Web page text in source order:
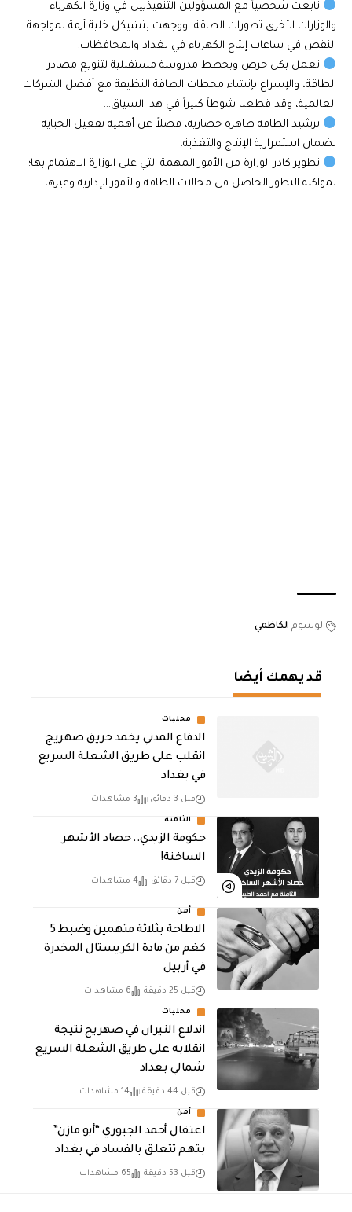
تابعت شخصياً مع المسؤولين التنفيذيين في وزارة الكهرباء
والوزارات الأخرى تطورات الطاقة، ووجهت بتشيكل خلية أزمة لمواجهة
النقص في ساعات إنتاج الكهرباء في بغداد والمحافظات.
نعمل بكل حرص وبخطط مدروسة مستقبلية لتنويع مصادر
الطاقة، والإسراع بإنشاء محطات الطاقة النظيفة مع أفضل الشركات
العالمية، وقد قطعنا شوطاً كبيراً في هذا السياق…
ترشيد الطاقة ظاهرة حضارية، فضلاً عن أهمية تفعيل الجباية
لضمان استمرارية الإنتاج والتغذية.
تطوير كادر الوزارة من الأمور المهمة التي على الوزارة الاهتمام بها؛
لمواكبة التطور الحاصل في مجالات الطاقة والأمور الإدارية وغيرها.
الوسوم الكاظمي
قد يهمك أيضا
محليات
الدفاع المدني يخمد حريق صهريج
انقلب على طريق الشعلة السريع
في بغداد
قبل 3 دقائق 3 مشاهدات
الثامنة
حكومة الزيدي.. حصاد الأشهر
الساخنة!
قبل 7 دقائق 4 مشاهدات
أمن
الاطاحة بثلاثة متهمين وضبط 5
كغم من مادة الكريستال المخدرة ​
في أربيل
قبل 25 دقيقة 6 مشاهدات
محليات
اندلاع النيران في صهريج نتيجة
انقلابه على طريق الشعلة السريع
شمالي بغداد
قبل 44 دقيقة 14 مشاهدات
أمن
اعتقال أحمد الجبوري “أبو مازن”
بتهم تتعلق بالفساد في بغداد
قبل 53 دقيقة 65 مشاهدات